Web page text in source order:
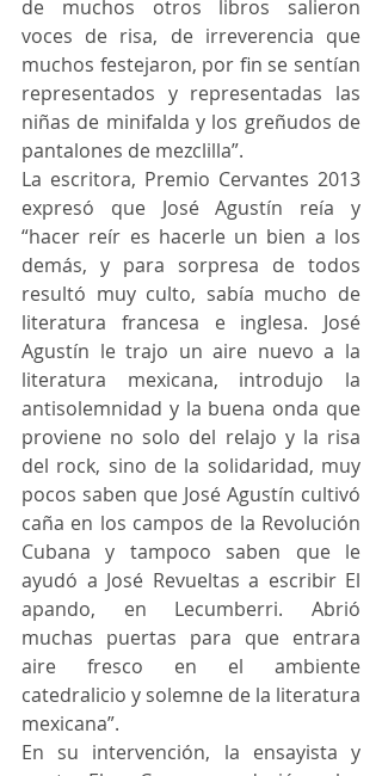
de muchos otros libros salieron
voces de risa, de irreverencia que
muchos festejaron, por fin se sentían
representados y representadas las
niñas de minifalda y los greñudos de
pantalones de mezclilla”.
La escritora, Premio Cervantes 2013
expresó que José Agustín reía y
“hacer reír es hacerle un bien a los
demás, y para sorpresa de todos
resultó muy culto, sabía mucho de
literatura francesa e inglesa. José
Agustín le trajo un aire nuevo a la
literatura mexicana, introdujo la
antisolemnidad y la buena onda que
proviene no solo del relajo y la risa
del rock, sino de la solidaridad, muy
pocos saben que José Agustín cultivó
caña en los campos de la Revolución
Cubana y tampoco saben que le
ayudó a José Revueltas a escribir El
apando, en Lecumberri. Abrió
muchas puertas para que entrara
aire fresco en el ambiente
catedralicio y solemne de la literatura
mexicana”.
En su intervención, la ensayista y